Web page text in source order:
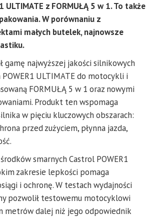
ULTIMATE z FORMUŁĄ 5 w 1. To także
W porównaniu z
małych butelek, najnowsze
gamę najwyższej jakości silnikowych
ULTIMATE do motocykli i
FORMUŁĄ 5 w 1 oraz nowymi
Produkt ten wspomaga
w pięciu kluczowych obszarach:
przed zużyciem, płynna jazda,
smarnych Castrol POWER1
zakresie lepkości pomaga
i ochronę. W testach wydajności
pozwolił testowemu motocyklowi
metrów dalej niż jego odpowiednik